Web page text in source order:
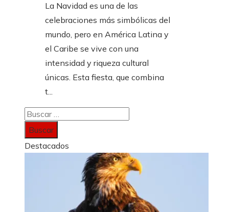
La Navidad es una de las
celebraciones más simbólicas del
mundo, pero en América Latina y
el Caribe se vive con una
intensidad y riqueza cultural
únicas. Esta fiesta, que combina
t...
Buscar:
Destacados